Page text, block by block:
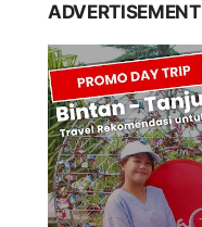
ADVERTISEMENT